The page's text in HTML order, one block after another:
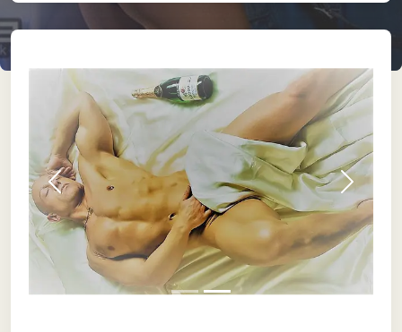
Forrige